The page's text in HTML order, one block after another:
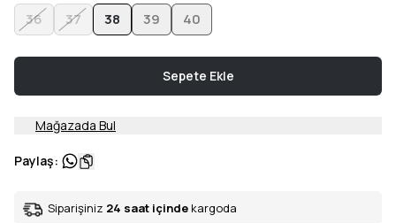
36 37 38 39 40
Sepete Ekle
Mağazada Bul
Paylaş:
Siparişiniz 24 saat içinde kargoda